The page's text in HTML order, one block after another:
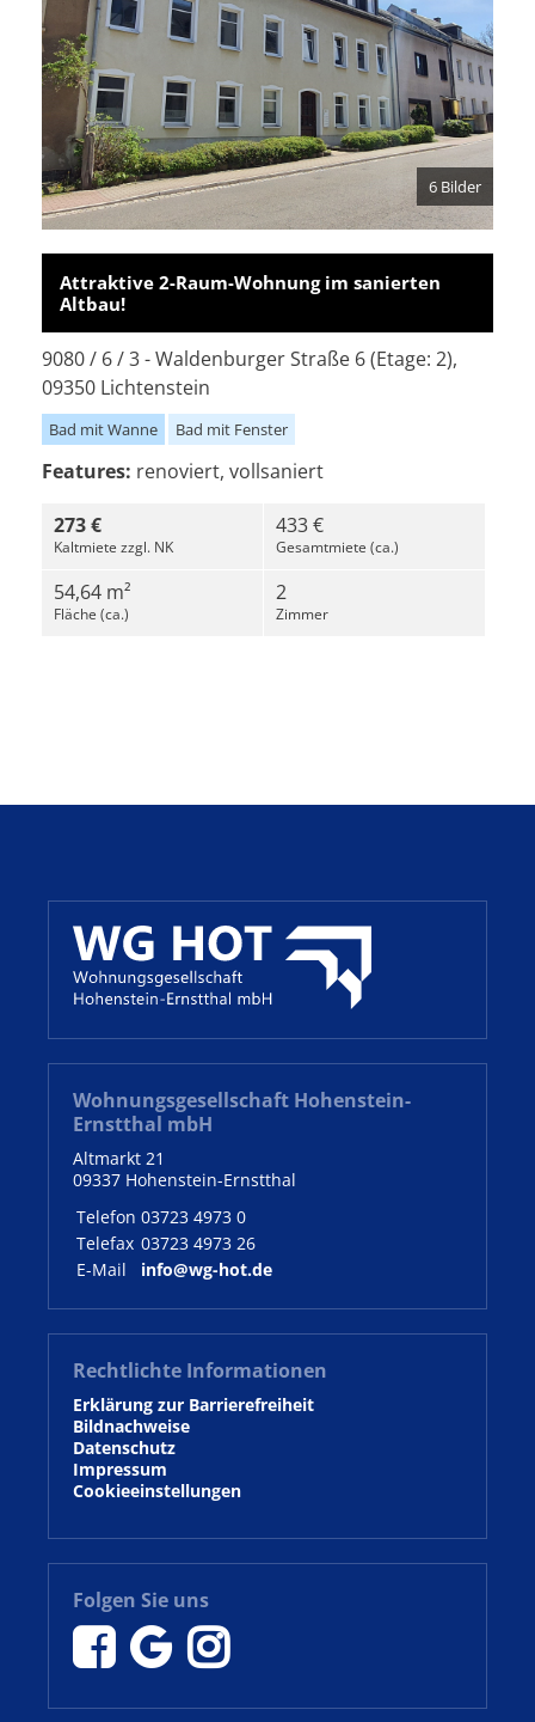
6 Bilder
Attraktive 2-Raum-Wohnung im sanierten
Altbau!
9080 / 6 / 3 - Waldenburger Straße 6 (Etage: 2),
09350 Lichtenstein
Bad mit Wanne Bad mit Fenster
Features: renoviert, vollsaniert
273 €
Kaltmiete zzgl. NK
433 €
Gesamtmiete (ca.)
54,64 m²
Fläche (ca.)
2
Zimmer
Wohnungsgesellschaft Hohenstein-
Ernstthal mbH
Altmarkt 21
09337 Hohenstein-Ernstthal
Telefon 03723 4973 0
Telefax 03723 4973 26
E-Mail
info@wg-hot.de
Rechtlichte Informationen
Erklärung zur Barrierefreiheit
Bildnachweise
Datenschutz
Impressum
Cookieeinstellungen
Folgen Sie uns
  